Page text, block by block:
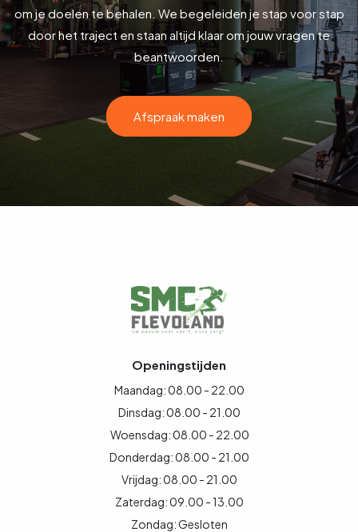
om je doelen te behalen. We begeleiden je stap voor stap
door het traject en staan altijd klaar om jouw vragen te
beantwoorden.
Afspraak maken
Openingstijden
Maandag: 08.00 - 22.00
Dinsdag: 08.00 - 21.00
Woensdag: 08.00 - 22.00
Donderdag: 08.00 - 21.00
Vrijdag: 08.00 - 21.00
Zaterdag: 09.00 - 13.00
Zondag: Gesloten